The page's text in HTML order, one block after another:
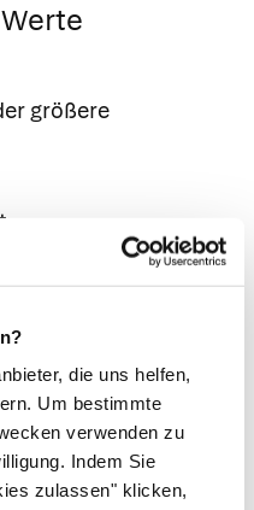
die uns helfen,
Um bestimmte
verwenden zu
Indem Sie
zulassen" klicken,
größere
Werte